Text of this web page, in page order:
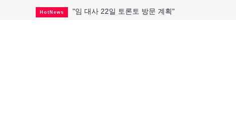
HotNews "임 대사 22일 토론토 방문 계획"